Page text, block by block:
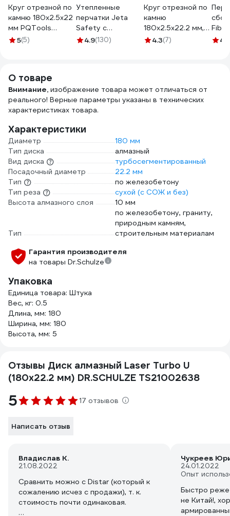
Круг отрезной по
камню 180x2.5x22
мм PQTools
2200180
5(5)
Утепленные
перчатки Jeta
Safety с
латексным
4.9(130)
Круг отрезной по
камню
180x2.5x22.2 мм,
T42 С30R-BF, 5
4.3(7) 4.7
О товаре
Внимание, изображение товара может отличаться от
реального! Верные параметры указаны в технических
характеристиках товара.
Характеристики
Диаметр
180 мм
Тип диска
алмазный
Вид диска
турбосегментированный
Посадочный диаметр
22.2 мм
Тип
по железобетону
Тип реза
сухой (с СОЖ и без)
Высота алмазного слоя
10 мм
Тип
по железобетону, граниту,
природным камням,
строительным материалам
Гарантия производителя
на товары Dr.Schulze
Упаковка
Единица товара: Штука
Вес, кг: 0.5
Длина, мм: 180
Ширина, мм: 180
Высота, мм: 5
Отзывы Диск алмазный Laser Turbo U
(180х22.2 мм) DR.SCHULZE TS21002638
5 17 отзывов
Написать отзыв
Владислав К.
21.08.2022
Сравнить можно с Distar (который к
сожалению исчез с продажи), т. к.
стоимость почти одинаковая.
Чукреев
24.01.2022
Опыт
Быстро
не Китай!,